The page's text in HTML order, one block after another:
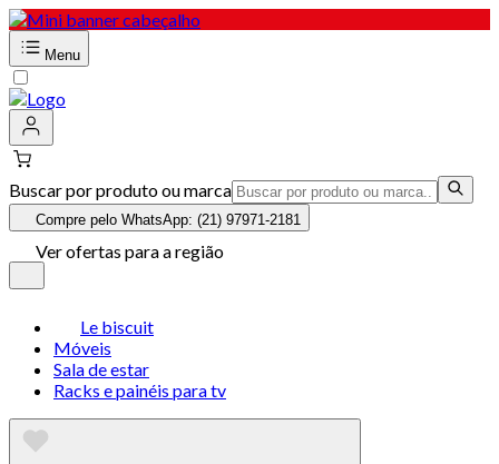
Menu
Buscar por produto ou marca
Compre pelo WhatsApp: (21) 97971-2181
Ver ofertas para a região
Le biscuit
Móveis
Sala de estar
Racks e painéis para tv